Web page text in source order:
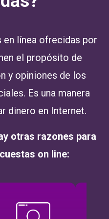
en línea ofrecidas por
el propósito de
y opiniones de los
Es una manera
dinero en Internet.
otras razones para
on line: